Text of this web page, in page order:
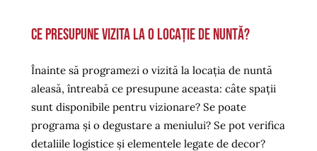
Ce presupune vizita la o locație de nuntă?
Înainte să programezi o vizită la locația de nuntă
aleasă, întreabă ce presupune aceasta: câte spații
sunt disponibile pentru vizionare? Se poate
programa și o degustare a meniului? Se pot verifica
detaliile logistice și elementele legate de decor?